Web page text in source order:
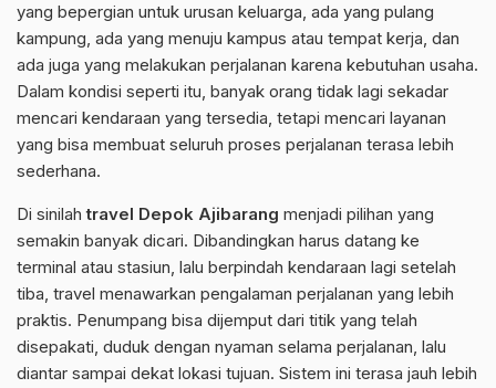
yang bepergian untuk urusan keluarga, ada yang pulang
kampung, ada yang menuju kampus atau tempat kerja, dan
ada juga yang melakukan perjalanan karena kebutuhan usaha.
Dalam kondisi seperti itu, banyak orang tidak lagi sekadar
mencari kendaraan yang tersedia, tetapi mencari layanan
yang bisa membuat seluruh proses perjalanan terasa lebih
sederhana.
Di sinilahtravel Depok Ajibarang menjadi pilihan yang
semakin banyak dicari. Dibandingkan harus datang ke
terminal atau stasiun, lalu berpindah kendaraan lagi setelah
tiba, travel menawarkan pengalaman perjalanan yang lebih
praktis. Penumpang bisa dijemput dari titik yang telah
disepakati, duduk dengan nyaman selama perjalanan, lalu
diantar sampai dekat lokasi tujuan. Sistem ini terasa jauh lebih